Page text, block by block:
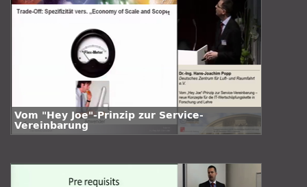
Vom "Hey Joe"-Prinzip zur Service-
Vereinbarung